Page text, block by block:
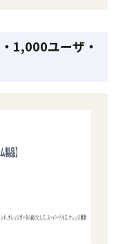
1,000ユーザ・